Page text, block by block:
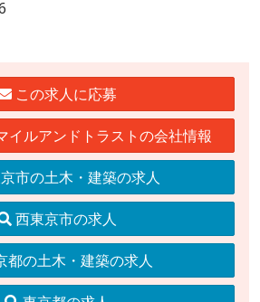
この求人に応募
イルアンドトラストの会社情報
市の土木・建築の求人
西東京市の求人
都の土木・建築の求人